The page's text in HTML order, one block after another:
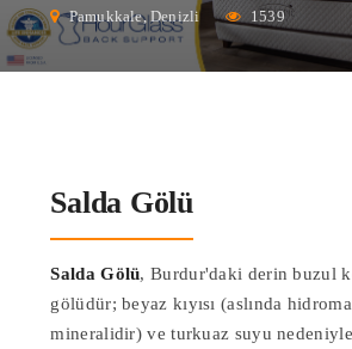
Pamukkale, Denizli 1539
Salda Gölü
Salda Gölü, Burdur'daki derin buzul
gölüdür; beyaz kıyısı (aslında
mineralidir) ve turkuaz suyu nedeniyle